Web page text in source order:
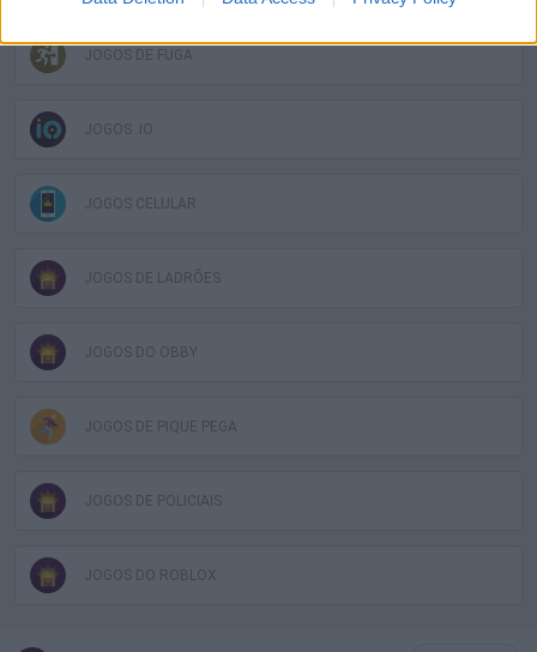
JOGOS DE FUGA
JOGOS .IO
JOGOS CELULAR
JOGOS DE LADRÕES
JOGOS DO OBBY
JOGOS DE PIQUE PEGA
JOGOS DE POLICIAIS
JOGOS DO ROBLOX